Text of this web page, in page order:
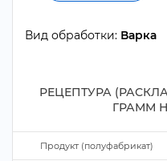
ид обработки: арка
РЕЦЕПТУРА
ГРАММ
Продукт (полуфабрикат)